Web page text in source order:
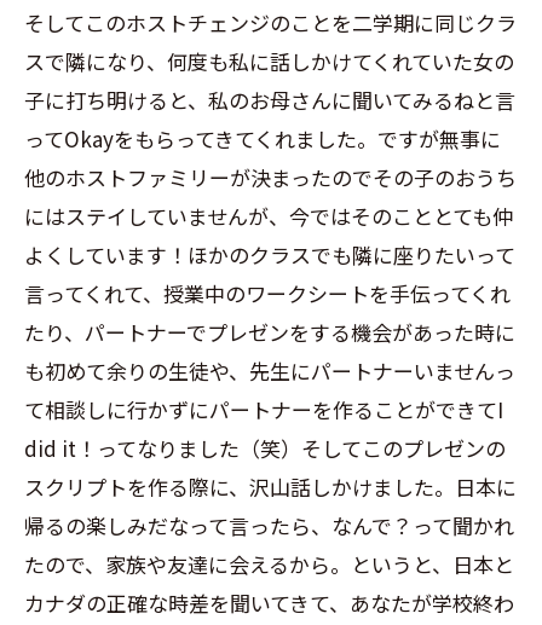
そしてこのホストチェンジのことを二学期に同じクラ
スで隣になり、何度も私に話しかけてくれていた女の
子に打ち明けると、私のお母さんに聞いてみるねと言
ってOkayをもらってきてくれました。ですが無事に
他のホストファミリーが決まったのでその子のおうち
にはステイしていませんが、今ではそのこととても仲
よくしています！ほかのクラスでも隣に座りたいって
言ってくれて、授業中のワークシートを手伝ってくれ
たり、パートナーでプレゼンをする機会があった時に
も初めて余りの生徒や、先生にパートナーいませんっ
て相談しに行かずにパートナーを作ることができてI
did it ！ってなりました（笑）そしてこのプレゼンの
スクリプトを作る際に、沢山話しかけました。日本に
帰るの楽しみだなって言ったら、なんで？って聞かれ
たので、家族や友達に会えるから。というと、日本と
カナダの正確な時差を聞いてきて、あなたが学校終わ